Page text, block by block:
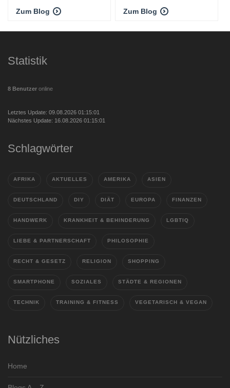
Zum Blog Zum Blog
Statistik
8 Benutzer online
Letztes Update: 09.08.2026 01:15:01
Nächstes Update: 16.08.2026 01:15:01
Schlagwörter
AFRIKA AKTUELLES AMERIKA ASIEN
DEUTSCHLAND DIY DIÄT EUROPA FINANZEN
HANDWERK KRANKHEIT & BEHINDERUNG LGBTIQ
LIEBE & PARTNERSCHAFT PHILOSOPHIE
RECHT & GESETZ RELIGION SHOPPING
SMARTPHONE SOZIALES STÄDTE & REGIONEN
TECHNIK TRAINING & FITNESS VEGETARISCH & VEGAN
Nützliches
Home